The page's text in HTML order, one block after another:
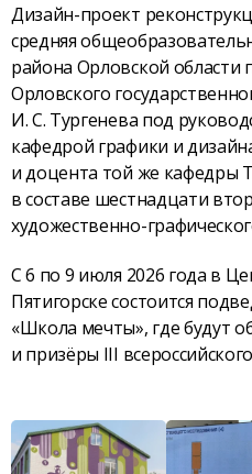
Дизайн-проект
средняя
района Орловской области
Орловского
И. С. Тургенева под
кафедрой графики и
и доцента той же кафедры
в составе шестнадцати
художественно-
С 6 по 9 июля 2026 года в
Пятигорске состоится
«Школа мечты», где будут
и призёры III